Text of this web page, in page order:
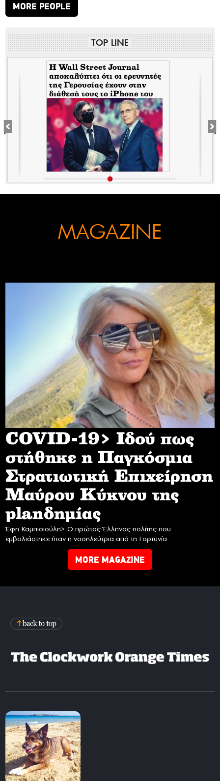
MORE PEOPLE
TOP LINE
H Wall Street Journal
αποκαλύπτει ότι οι ερευνητές
της Γερουσίας έχουν στην
διάθεσή τους το iPhone του
Tony Fauci από την περίοδο
της πανδημίας. Τι σημαίνει
αυτό για τον εμπλεκόμενο
Σωτήρη Τσιόδρα
MAGAZINE
COVID-19> Iδού πως
στήθηκε η Παγκόσμια
Στρατιωτική Επιχείρηση
Mαύρου Κύκνου της
planδημίας
Έφη Καμπισιούλη> Ο πρώτος Έλληνας πολίτης που
εμβολιάστηκε ήταν η νοσηλεύτρια από τη Γορτυνία
MORE MAGAZINE